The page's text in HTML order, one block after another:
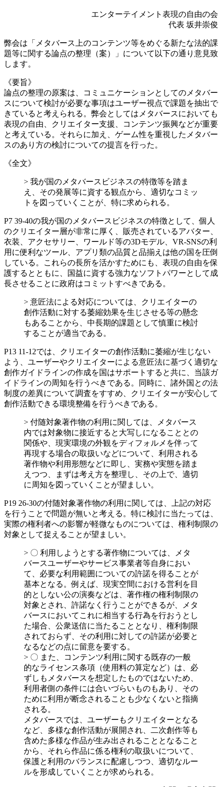
エンターテイメント表現の自由の会
代表 坂井崇俊
弊会は「メタバース上のコンテンツ等をめぐる新たな法的課
題等に関する論点の整理（案）」について以下の通り意見致
します。
《要旨》
論点の整理の原案は、コミュニケーションとしてのメタバー
スについて検討が必要な事項はユーザー視点で課題を抽出で
きていると考えられる。弊会としてはメタバースにおいても
表現の自由、クリエイター支援、コンテンツ振興などが重要
と考えている。それらに加え、ゲーム性を重視したメタバー
スのあり方の検討についての提言を行った。
《全文》
> 我が国のメタバースビジネスの特徴等を踏ま
え、その発展等に資する観点から、適切なコミッ
トを図っていくことが、特に求められる。
P7 39-40の我が国のメタバースビジネスの特徴として、個人
のクリエイター層が非常に厚く、販売されているアバター、
衣装、アクセサリー、ワールド等の3Dモデル、VR-SNSの利
用に便利なツール、アプリ類の品質と品揃えは他の国を圧倒
している。これらの長所を活かすためにも、表現の自由を保
護するとともに、国益に資する強力なソフトパワーとして成
長させることに政府はコミットすべきである。
> 意匠法による対応については、クリエイターの
創作活動に対する萎縮効果を生じさせる等の懸念
もあることから、中長期的課題として慎重に検討
することが適当である。
P13 11-12では、クリエイターの創作活動に萎縮が生じない
よう、ユーザーやクリエイターによる意匠法に基づく適切な
創作ガイドラインの作成を国はサポートすると共に、当該ガ
イドラインの周知を行うべきである。同時に、諸外国との法
制度の差異について調査をすすめ、クリエイターが安心して
創作活動できる環境整備を行うべきである。
> 付随対象著作物の利用に関しては、メタバース
内では対象物に接近すると大写しになることとの
関係や、現実環境の外観をディフォルメを伴って
再現する場合の取扱いなどについて、利用される
著作物や利用形態などに即し、実務や実態を踏ま
えつつ、まずは考え方を整理し、その上で、適切
に周知を図っていくことが望ましい。
P19 26-30の付随対象著作物の利用に関しては、上記の対応
を行うことで問題が無いと考える。特に検討に当たっては、
実際の権利者への影響が軽微なものについては、権利制限の
対象として捉えることが望ましい。
> 〇 利用しようとする著作物については、メタ
バースユーザーやサービス事業者等自身におい
て、必要な利用範囲についての許諾を得ることが
基本となる。例えば、現実空間における営利を目
的としない公の演奏などは、著作権の権利制限の
対象とされ、許諾なく行うことができるが、メタ
バースにおいてこれに相当する行為を行おうとし
た場合、公衆送信に当たることとなり、権利制限
されておらず、その利用に対しての許諾が必要と
なるなどの点に留意を要する。
> 〇 また、コンテンツ利用に関する既存の一般
的なライセンス条項（使用料の算定など）は、必
ずしもメタバースを想定したものではないため、
利用者側の条件には合いづらいものもあり、その
ために利用が断念されることも少なくないと指摘
される。
メタバースでは、ユーザーもクリエイターとなる
など、多様な創作活動が展開され、二次創作等も
含めた多様な作品が生み出されることとなること
から、それら作品に係る権利の取扱いについて、
保護と利用のバランスに配慮しつつ、適切なルー
ルを形成していくことが求められる。